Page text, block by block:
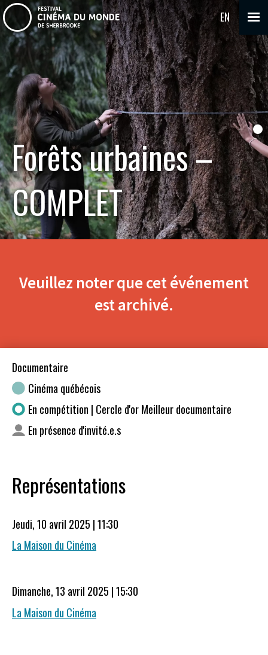
EN
Forêts urbaines –
COMPLET
Veuillez noter que cet événement
est archivé.
Documentaire
Cinéma québécois
En compétition | Cercle d'or Meilleur documentaire
En présence d'invité.e.s
Représentations
Jeudi, 10 avril 2025 | 11:30
La Maison du Cinéma
Dimanche, 13 avril 2025 | 15:30
La Maison du Cinéma